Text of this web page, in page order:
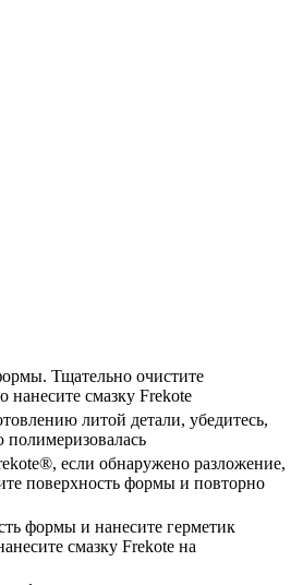
Тщательно очистите
смазку Frekote
литой детали, убедитесь,
полимеризовалась
если обнаружено разложение,
поверхность формы и повторно
формы и нанесите герметик
смазку Frekote на